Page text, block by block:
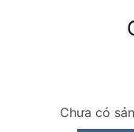
Chưa có